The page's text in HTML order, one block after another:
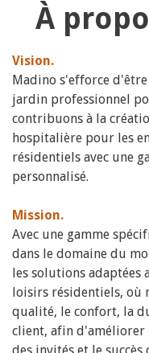
À
Vision.
Madino s'efforce
jardin professionnel
contribuons à la
hospitalière pour les
résidentiels avec une
personnalisé.
Mission.
Avec une gamme
dans le domaine du
les solutions adaptées
loisirs résidentiels, où
qualité, le confort, la
client, afin d'améliorer
des invités et le